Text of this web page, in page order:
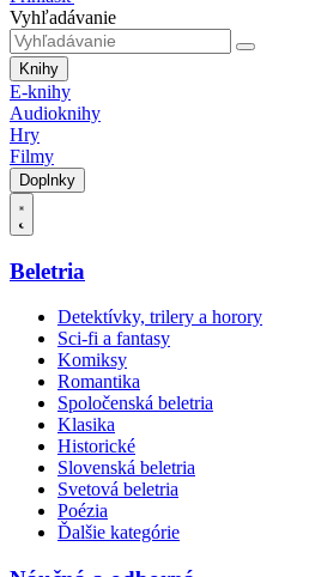
Vyhľadávanie
Knihy
E-knihy
Audioknihy
Hry
Filmy
Doplnky
Beletria
Detektívky, trilery a horory
Sci-fi a fantasy
Komiksy
Romantika
Spoločenská beletria
Klasika
Historické
Slovenská beletria
Svetová beletria
Poézia
Ďalšie kategórie